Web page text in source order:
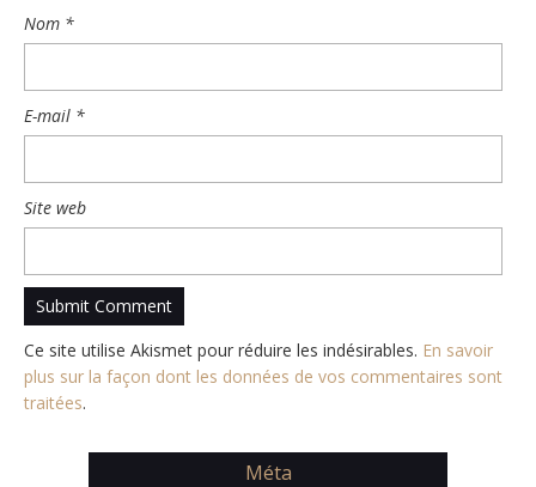
Nom *
E-mail *
Site web
Ce site utilise Akismet pour réduire les indésirables. En savoir
plus sur la façon dont les données de vos commentaires sont
traitées.
Méta